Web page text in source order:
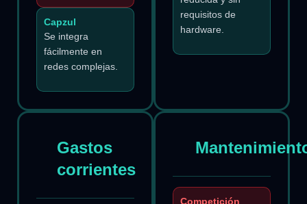
Capzul
Se integra
fácilmente en
redes complejas.
requisitos de
hardware.
Gastos
corrientes
Competición